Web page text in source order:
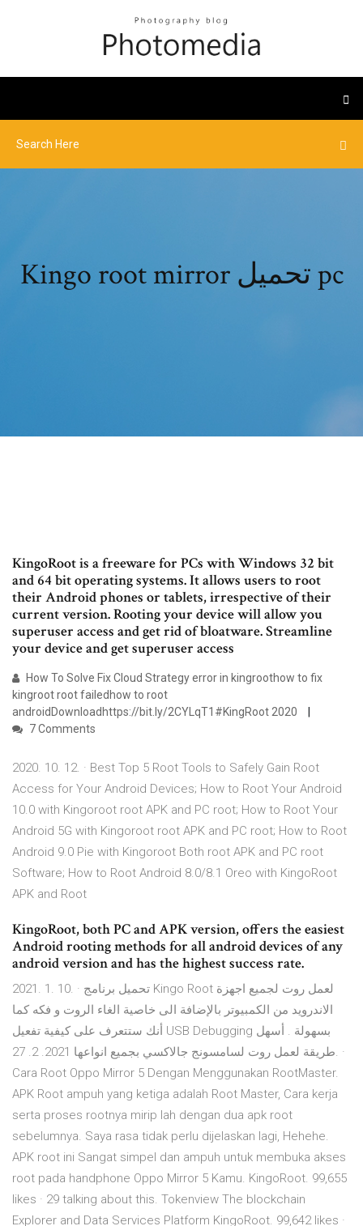
Kingo root mirror تحميل pc
KingoRoot is a freeware for PCs with Windows 32 bit
and 64 bit operating systems. It allows users to root
their Android phones or tablets, irrespective of their
current version. Rooting your device will allow you
superuser access and get rid of bloatware. Streamline
your device and get superuser access
How To Solve Fix Cloud Strategy error in kingroothow to fix
kingroot root failedhow to root
androidDownloadhttps://bit.ly/2CYLqT1#KingRoot 2020
7 Comments
2020. 10. 12. · Best Top 5 Root Tools to Safely Gain Root
Access for Your Android Devices; How to Root Your Android
10.0 with Kingoroot root APK and PC root; How to Root Your
Android 5G with Kingoroot root APK and PC root; How to Root
Android 9.0 Pie with Kingoroot Both root APK and PC root
Software; How to Root Android 8.0/8.1 Oreo with KingoRoot
APK and Root
KingoRoot, both PC and APK version, offers the easiest
Android rooting methods for all android devices of any
android version and has the highest success rate.
2021. 1. 10. · تحميل برنامج Kingo Root لعمل روت لجميع اجهزة
الاندرويد من الكمبيوتر بالإضافة الى خاصية الغاء الروت و فكه كما
أنك ستتعرف على كيفية تفعيل USB Debugging بسهولة . أسهل
طريقة لعمل روت لسامسونج جالاكسي بجميع انواعها 2021. 2. 27. ·
Cara Root Oppo Mirror 5 Dengan Menggunakan RootMaster.
APK Root ampuh yang ketiga adalah Root Master, Cara kerja
serta proses rootnya mirip lah dengan dua apk root
sebelumnya. Saya rasa tidak perlu dijelaskan lagi, Hehehe.
APK root ini Sangat simpel dan ampuh untuk membuka akses
root pada handphone Oppo Mirror 5 Kamu. KingoRoot. 99,655
likes · 29 talking about this. Tokenview The blockchain
Explorer and Data Services Platform KingoRoot. 99,642 likes ·